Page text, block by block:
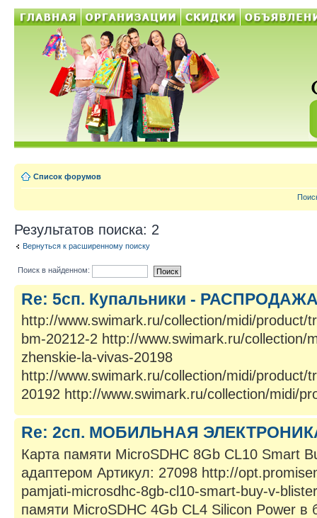
Список форумов
Результатов поиска: 2
Вернуться к расширенному поиску
Поиск в найденном:
Re: 5сп. Купальники -
http://www.swimark.ru/collection/midi/product/
bm-20212-2 http://www.swimark.ru/collection/
zhenskie-la-vivas-20198
http://www.swimark.ru/collection/midi/product/
20192 http://www.swimark.ru/collection/midi/
Re: 2сп. МОБИЛЬНАЯ
Карта памяти MicroSDHC 8Gb CL10 Smart
адаптером Артикул: 27098 http://
pamjati-microsdhc-8gb-cl10-smart-buy-v-
памяти MicroSDHC 4Gb CL4 Silicon Power в